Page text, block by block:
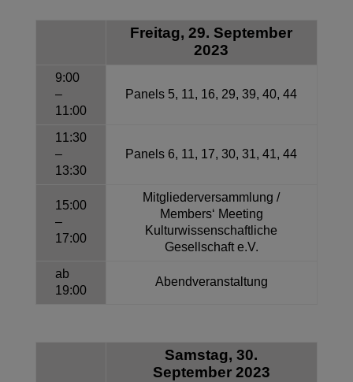
Freitag, 29. September
2023
9:00
–
11:00
Panels 5, 11, 16, 29, 39, 40, 44
11:30
–
13:30
Panels 6, 11, 17, 30, 31, 41, 44
15:00
–
17:00
Mitgliederversammlung /
Members‘ Meeting
Kulturwissenschaftliche
Gesellschaft e.V.
ab
19:00
Abendveranstaltung
Samstag, 30.
September 2023